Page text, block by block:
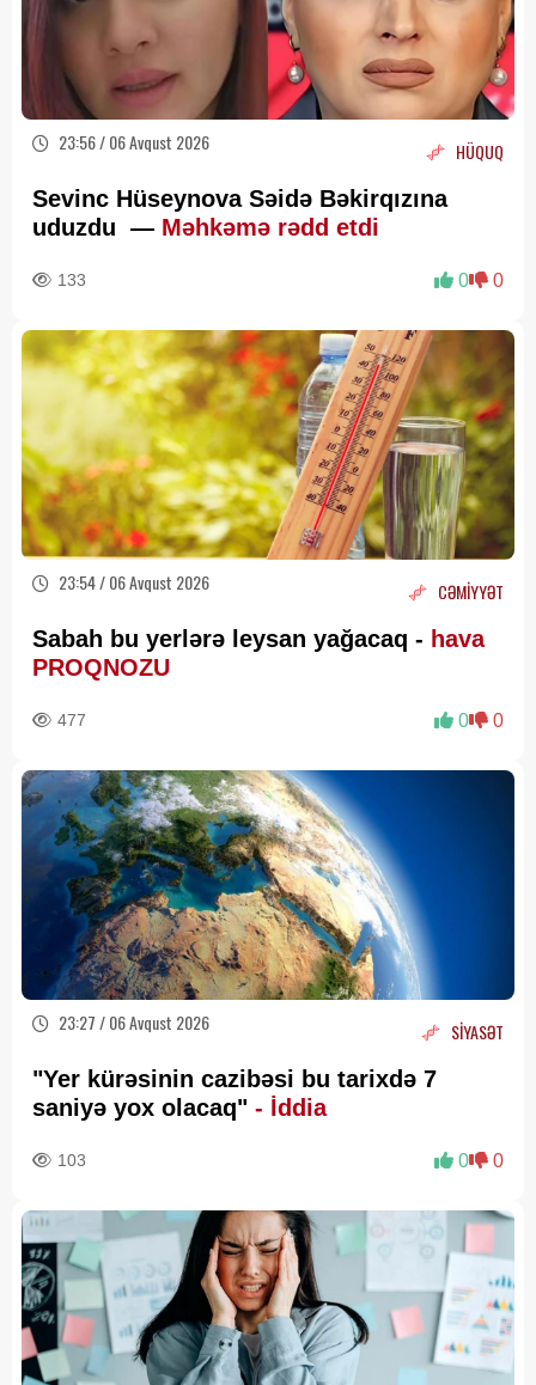
23:56 / 06 Avqust 2026 HÜQUQ
Sevinc Hüseynova Səidə Bəkirqızına
uduzdu — Məhkəmə rədd etdi
133 0 0
23:54 / 06 Avqust 2026 CƏMİYYƏT
Sabah bu yerlərə leysan yağacaq - hava
PROQNOZU
477 0 0
23:27 / 06 Avqust 2026 SİYASƏT
"Yer kürəsinin cazibəsi bu tarixdə 7
saniyə yox olacaq" - İddia
103 0 0